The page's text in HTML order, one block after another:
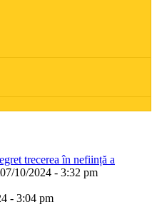
trecerea în neființă a
07/10/2024 - 3:32 pm
- 3:04 pm